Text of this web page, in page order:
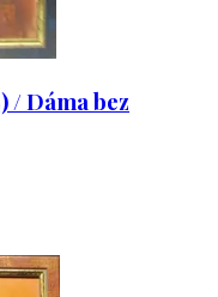
/ Dáma bez